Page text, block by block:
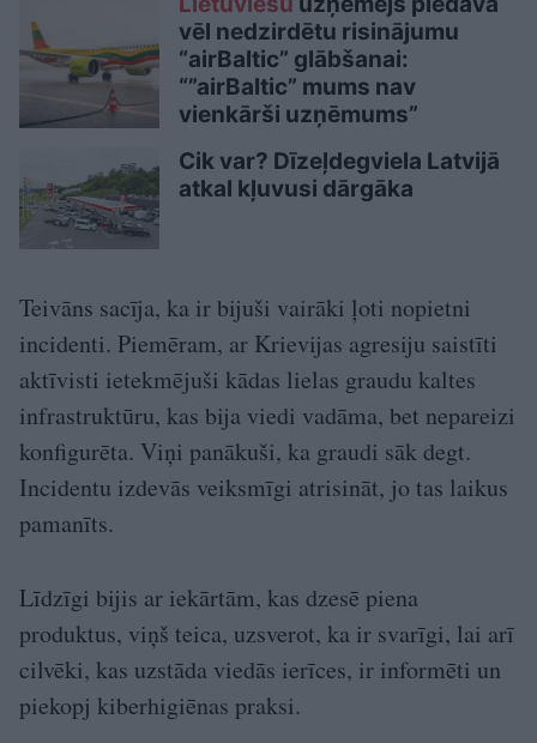
vēl nedzirdētu risinājumu
“airBaltic” glābšanai:
“”airBaltic” mums nav
vienkārši uzņēmums”
Cik var? Dīzeļdegviela Latvijā
atkal kļuvusi dārgāka
Teivāns sacīja, ka ir bijuši vairāki ļoti nopietni
incidenti. Piemēram, ar Krievijas agresiju saistīti
aktīvisti ietekmējuši kādas lielas graudu kaltes
infrastruktūru, kas bija viedi vadāma, bet nepareizi
konfigurēta. Viņi panākuši, ka graudi sāk degt.
Incidentu izdevās veiksmīgi atrisināt, jo tas laikus
pamanīts.
Līdzīgi bijis ar iekārtām, kas dzesē piena
produktus, viņš teica, uzsverot, ka ir svarīgi, lai arī
cilvēki, kas uzstāda viedās ierīces, ir informēti un
piekopj kiberhigiēnas praksi.